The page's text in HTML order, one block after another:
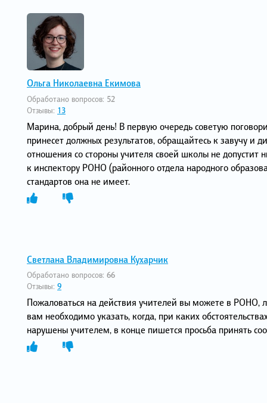
Ольга Николаевна Екимова
Обработано вопросов: 52
Отзывы: 13
Марина, добрый день! В первую очередь советую
принесет должных результатов, обращайтесь к завучу и
отношения со стороны учителя своей школы не допустит
к инспектору РОНО (районного отдела народного
стандартов она не имеет.
Светлана Владимировна Кухарчик
Обработано вопросов: 66
Отзывы: 9
Пожаловаться на действия учителей вы можете в РОНО,
вам необходимо указать, когда, при каких
нарушены учителем, в конце пишется просьба принять